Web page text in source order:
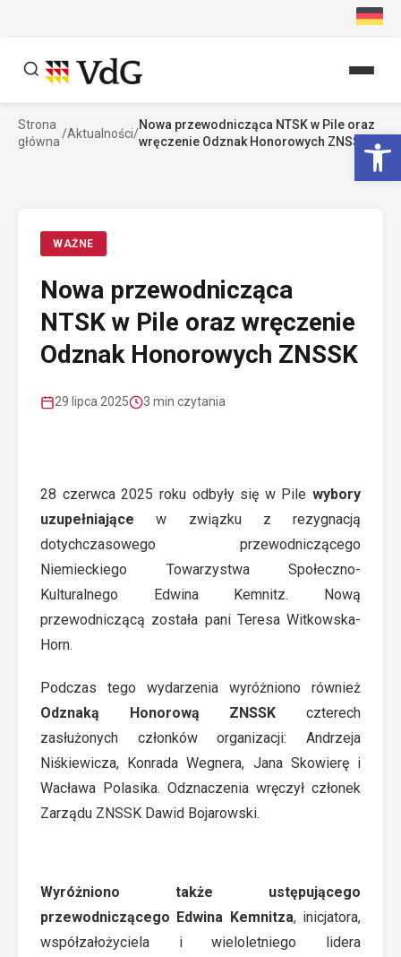
Szukaj
Szukaj
Strona
główna
/Aktualności/
Nowa przewodnicząca NTSK w Pile oraz
wręczenie Odznak Honorowych ZNSSK
WAŻNE
Nowa przewodnicząca
NTSK w Pile oraz wręczenie
Odznak Honorowych ZNSSK
29 lipca 2025 3 min czytania
28 czerwca 2025 roku odbyły się w Pile wybory
uzupełniające w związku z rezygnacją
dotychczasowego przewodniczącego
Niemieckiego Towarzystwa Społeczno-
Kulturalnego Edwina Kemnitz. Nową
przewodniczącą została pani Teresa Witkowska-
Horn.
Podczas tego wydarzenia wyróżniono również
Odznaką Honorową ZNSSK czterech
zasłużonych członków organizacji: Andrzeja
Niśkiewicza, Konrada Wegnera, Jana Skowierę i
Wacława Polasika. Odznaczenia wręczył członek
Zarządu ZNSSK Dawid Bojarowski.
Wyróżniono także ustępującego
przewodniczącego Edwina Kemnitza, inicjatora,
współzałożyciela i wieloletniego lidera